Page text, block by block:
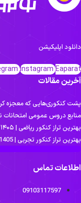
اپلیکیشن
Instagram
مقالات
کنکوری‌هایی که معجزه کردند + 5
دروس عمومی امتحانات
تراز کنکور ریاضی | ۱۴۰۵ | جدول دقیق
تراز کنکور تجربی | 1405 | جدول دقیق
تماس
09103117597